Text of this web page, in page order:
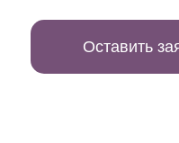
Оставить